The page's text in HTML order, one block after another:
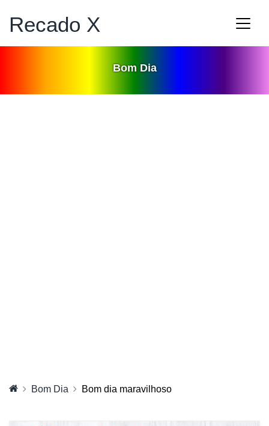
Recado X
Bom Dia
Bom Dia Bom dia maravilhoso